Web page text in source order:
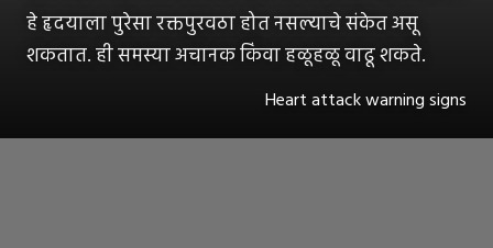
हे हृदयाला पुरेसा रक्तपुरवठा होत नसल्याचे संकेत असू
शकतात. ही समस्या अचानक किंवा हळूहळू वाढू शकते.
Heart attack warning signs